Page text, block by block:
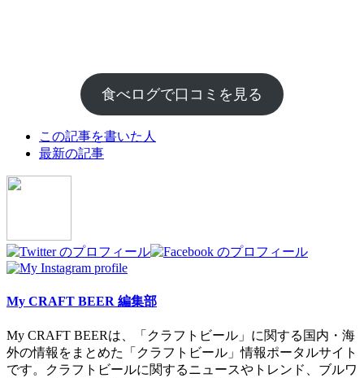
食べログで口コミを見る
following
tabs
change
この記事を書いた人
最新の記事
My CRAFT BEER 編集部
My CRAFT BEERは、「クラフトビール」に関する国内・海
外の情報をまとめた「クラフトビール」情報ポータルサイト
です。クラフトビールに関するニュースやトレンド、ブルワ